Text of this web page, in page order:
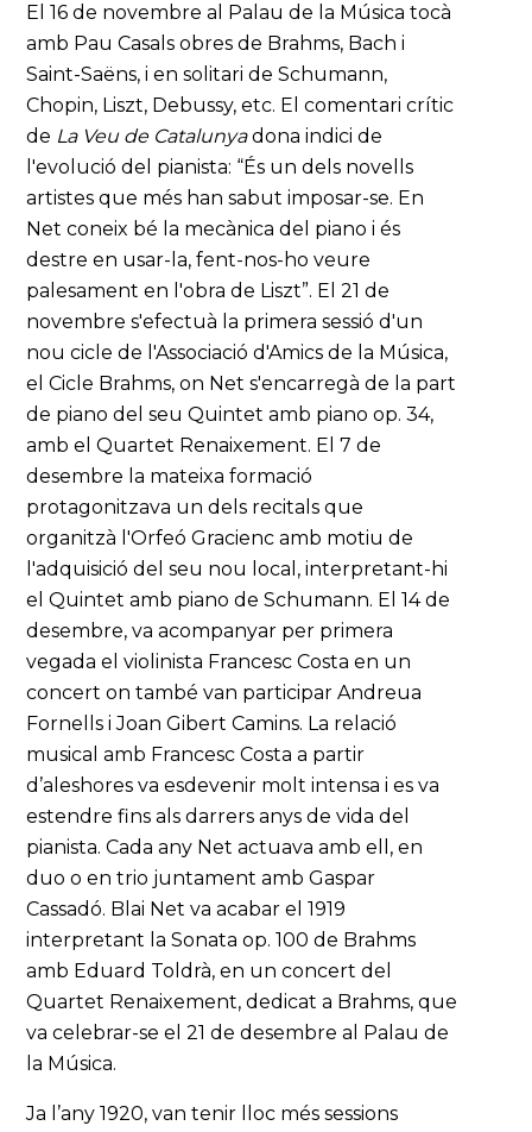
El 16 de novembre al Palau de la Música tocà
amb Pau Casals obres de Brahms, Bach i
Saint-Saëns, i en solitari de Schumann,
Chopin, Liszt, Debussy, etc. El comentari crític
de La Veu de Catalunyadona indici de
l'evolució del pianista: “És un dels novells
artistes que més han sabut imposar-se. En
Net coneix bé la mecànica del piano i és
destre en usar-la, fent-nos-ho veure
palesament en l'obra de Liszt”. El 21 de
novembre s'efectuà la primera sessió d'un
nou cicle de l'Associació d'Amics de la Música,
el Cicle Brahms, on Net s'encarregà de la part
de piano del seu Quintet amb piano op. 34,
amb el Quartet Renaixement. El 7 de
desembre la mateixa formació
protagonitzava un dels recitals que
organitzà l'Orfeó Gracienc amb motiu de
l'adquisició del seu nou local, interpretant-hi
el Quintet amb piano de Schumann. El 14 de
desembre, va acompanyar per primera
vegada el violinista Francesc Costa en un
concert on també van participar Andreua
Fornells i Joan Gibert Camins. La relació
musical amb Francesc Costa a partir
d’aleshores va esdevenir molt intensa i es va
estendre fins als darrers anys de vida del
pianista. Cada any Net actuava amb ell, en
duo o en trio juntament amb Gaspar
Cassadó. Blai Net va acabar el 1919
interpretant la Sonata op. 100 de Brahms
amb Eduard Toldrà, en un concert del
Quartet Renaixement, dedicat a Brahms, que
va celebrar-se el 21 de desembre al Palau de
la Música.
Ja l’any 1920, van tenir lloc més sessions